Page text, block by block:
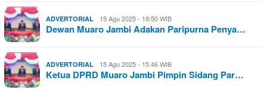
ADVERTORIAL 15 Agu 2025 - 19:50 WIB
Dewan Muaro Jambi Adakan Paripurna Penya…
ADVERTORIAL 15 Agu 2025 - 15:46 WIB
Ketua DPRD Muaro Jambi Pimpin Sidang Par…